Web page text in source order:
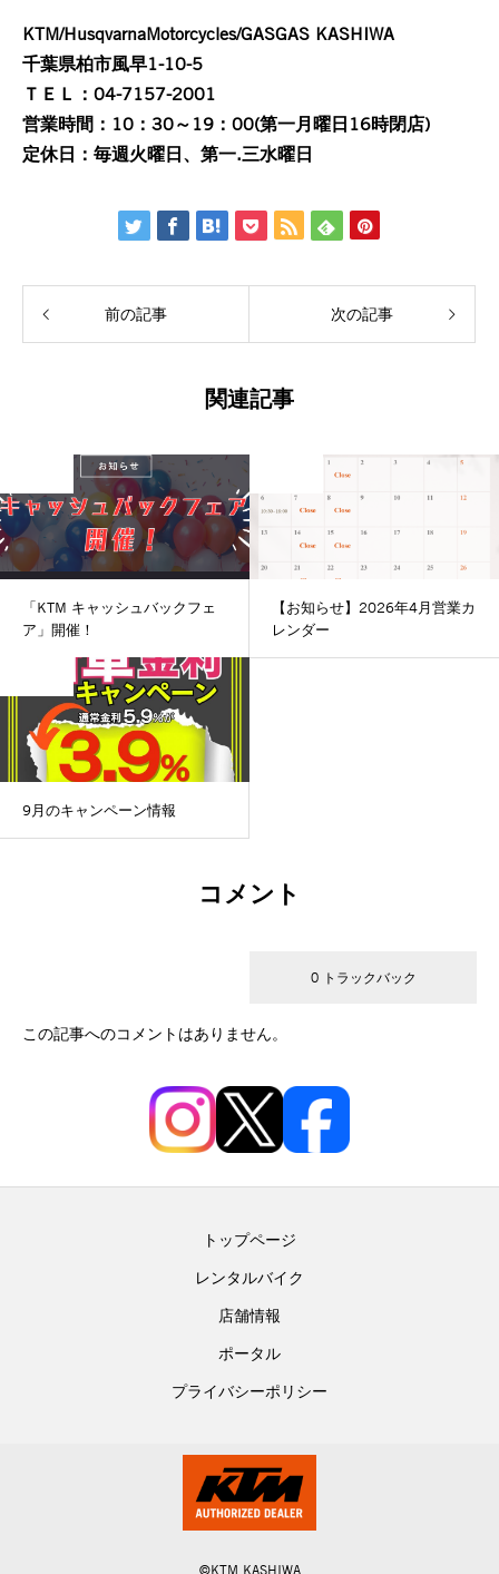
KTM/HusqvarnaMotorcycles/GASGAS KASHIWA
千葉県柏市風早1-10-5
ＴＥＬ：04-7157-2001
営業時間：10：30～19：00(第一月曜日16時閉店)
定休日：毎週火曜日、第一.三水曜日
前の記事 次の記事
関連記事
「KTM キャッシュバックフェ
ア」開催！
【お知らせ】2026年4月営業カ
レンダー
9月のキャンペーン情報
コメント
0 トラックバック
この記事へのコメントはありません。
トップページ
レンタルバイク
店舗情報
ポータル
プライバシーポリシー
©KTM KASHIWA